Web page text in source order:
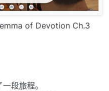
of Devotion Ch.3
段旅程。